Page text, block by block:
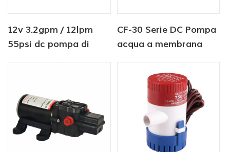
12v 3.2gpm / 12lpm
55psi dc pompa di
CF-30 Serie DC Pompa
acqua a membrana
80-100PSI